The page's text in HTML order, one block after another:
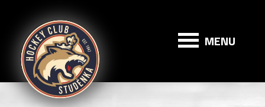
Studénka
MENU